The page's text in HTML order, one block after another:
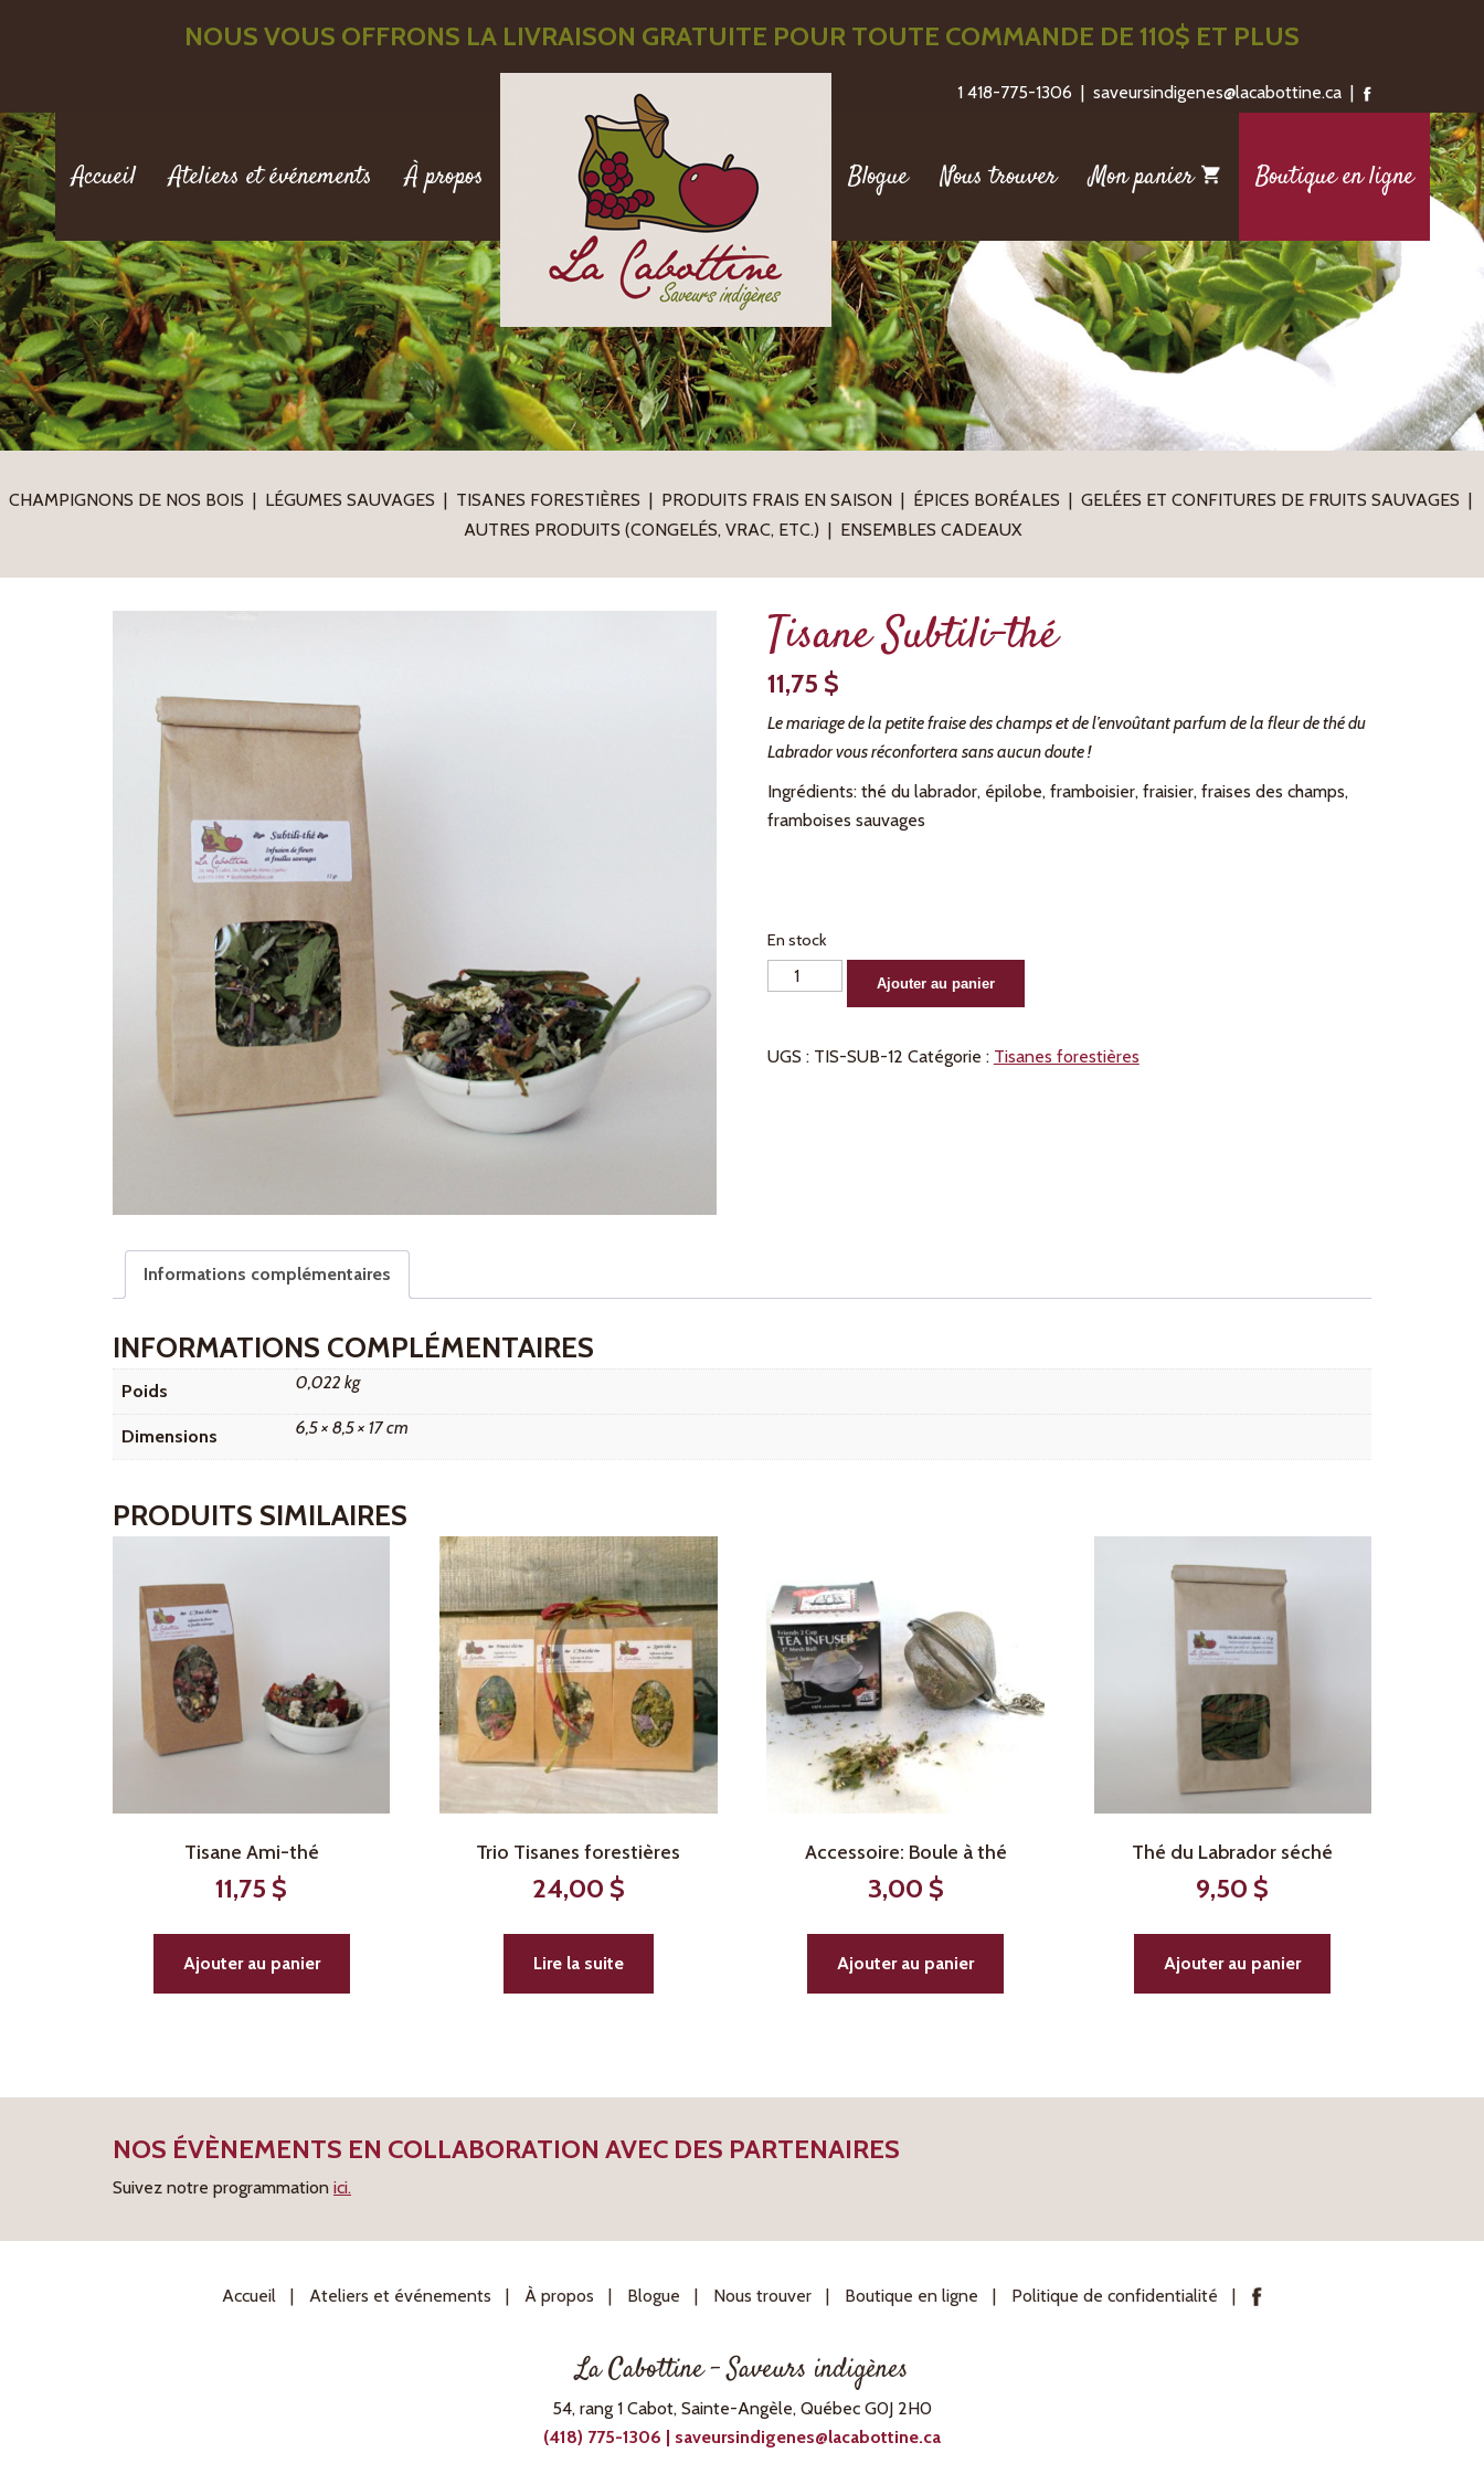
NOUS VOUS OFFRONS LA LIVRAISON GRATUITE POUR TOUTE COMMANDE DE 110$ ET PLUS
1 418-775-1306 | saveursindigenes@lacabottine.ca |
Accueil Ateliers et événements À propos Blogue Nous trouver Mon panier Boutique en ligne
CHAMPIGNONS DE NOS BOIS LÉGUMES SAUVAGES TISANES FORESTIÈRES PRODUITS FRAIS EN SAISON ÉPICES BORÉALES
GELÉES ET CONFITURES DE FRUITS SAUVAGES
AUTRES PRODUITS (CONGELÉS, VRAC, ETC.)
ENSEMBLES CADEAUX
Tisane Subtili-thé
11,75 $
Le mariage de la petite fraise des champs et de l’envoûtant parfum de la fleur de thé du
Labrador vous réconfortera sans aucun doute !
Ingrédients: thé du labrador, épilobe, framboisier, fraisier, fraises des champs,
framboises sauvages
En stock
quantité
Subtili-
Ajouter au panier
UGS : TIS-SUB-12 Catégorie : Tisanes forestières
Informations complémentaires
INFORMATIONS COMPLÉMENTAIRES
Poids 0,022 kg
Dimensions 6,5 × 8,5 × 17 cm
PRODUITS SIMILAIRES
Tisane Ami-thé
11,75 $
Ajouter au panier
Trio Tisanes forestières
24,00 $
Lire la suite
Accessoire: Boule à thé
3,00 $
Ajouter au panier
Thé du Labrador séché
9,50 $
Ajouter au panier
NOS ÉVÈNEMENTS EN COLLABORATION AVEC DES PARTENAIRES
Suivez notre programmation ici.
Accueil Ateliers et événements À propos Blogue Nous trouver Boutique en ligne Politique de confidentialité
La Cabottine – Saveurs indigènes
54, rang 1 Cabot, Sainte-Angèle, Québec G0J 2H0
(418) 775-1306 | saveursindigenes@lacabottine.ca